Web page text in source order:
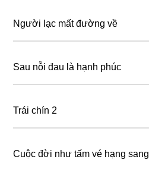
Người lạc mất đường về
Sau nỗi đau là hạnh phúc
Trái chín 2
Cuộc đời như tấm vé hạng sang